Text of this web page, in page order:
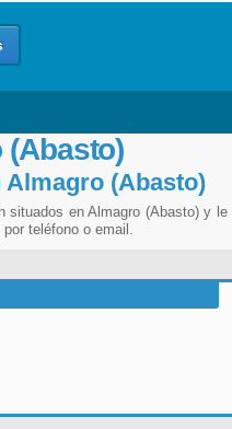
(Abasto)
en Almagro (Abasto) y
teléfono o email.